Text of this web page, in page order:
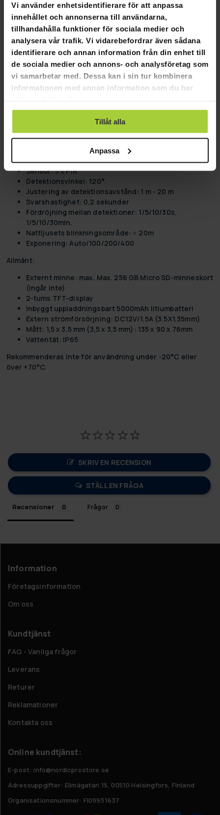
Vi använder enhetsidentifierare för att anpassa
innehållet och annonserna till användarna,
tillhandahålla funktioner för sociala medier och
analysera vår trafik. Vi vidarebefordrar även sådana
identifierare och annan information från din enhet till
de sociala medier och annons- och analysföretag som
vi samarbetar med. Dessa kan i sin tur kombinera
informationen med annan information som du har
använt deras tjänster.
Tillåt alla
Anpassa
Upplösning: 30/24/20/16/12MP
Format: .JPG
Tidsförlopp: 5/10/30/60min
Kontinuerlig fotografering: upp till 9
bilder/rörelsedetektering
Vattenstämpeldata: datum, tid, temperatur (°C／℉),
Fotolägen: kamera/videokamera och video/timelapse
Videolängd: 5/10/30/30/30/60/90s
Sensor: 3 x PIR
Detektionsvinkel: 120°.
Justering av detektionsavstånd: 1 m - 20 m
Svarshastighet: 0,2 sekunder
Fördröjning mellan detektioner: 1/5/10/30s,
1/5/10/30min.
Nattljusets blinkningsområde: < 20m
Exponering: Auto/100/200/400
Allmänt:
Externt minne: max. Max. 256 GB Micro SD-minneskort
(ingår inte)
2-tums TFT-display
Inbyggt uppladdningsbart 5000mAh litiumbatteri
Extern strömförsörjning: DC12V/1.5A (3.5X1.35mm)
Mått: 1,5 x 3,5 mm (3,5 x 3,5 mm): 135 x 90 x 76mm
Vattentät: IP65
Rekommenderas inte för användning under -20°C eller
över +70°C.
SKRIV EN RECENSION
STÄLL EN FRÅGA
Recensioner Frågor
Information
Företagsinformation
Om oss
Kundtjänst
FAQ - Vanliga frågor
Leverans
Returer
Reklamationer
Kontakta oss
Online kundtjänst:
E-post: info@nordicprostore.se
Adressuppgifter: Elimägatan 15, 00510 Helsingfors, Finland
Organisationsnummer: FI09931637